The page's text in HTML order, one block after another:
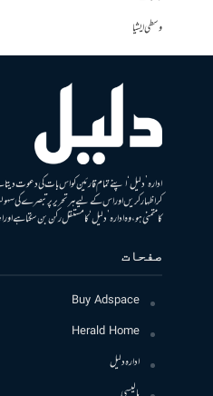
وسطی ایشیا
ادارہ ’دلیل‘ اپنے تمام قارئین کو اس بات کی دعوت
کر اظہار کریں اور اس کے لیے ہر تحریر پر تبصرے کی
کا متمنی ہو، وہ ادارہ ’دلیل‘ کا مستقل رکن بن سکتا ہے
صفحات
Buy Adspace
Herald Home
ادارہ دلیل